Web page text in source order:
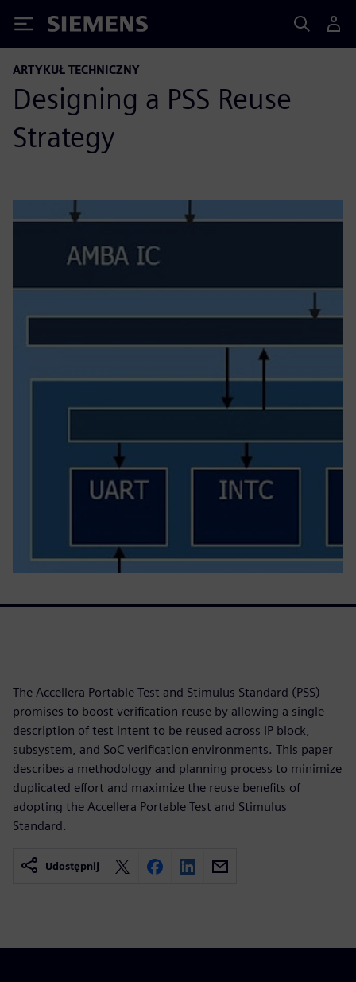
Siemens
ARTYKUŁ TECHNICZNY
Designing a PSS Reuse
Strategy
The Accellera Portable Test and Stimulus Standard (PSS)
promises to boost verification reuse by allowing a single
description of test intent to be reused across IP block,
subsystem, and SoC verification environments. This paper
describes a methodology and planning process to minimize
duplicated effort and maximize the reuse benefits of
adopting the Accellera Portable Test and Stimulus
Standard.
Udostępnij